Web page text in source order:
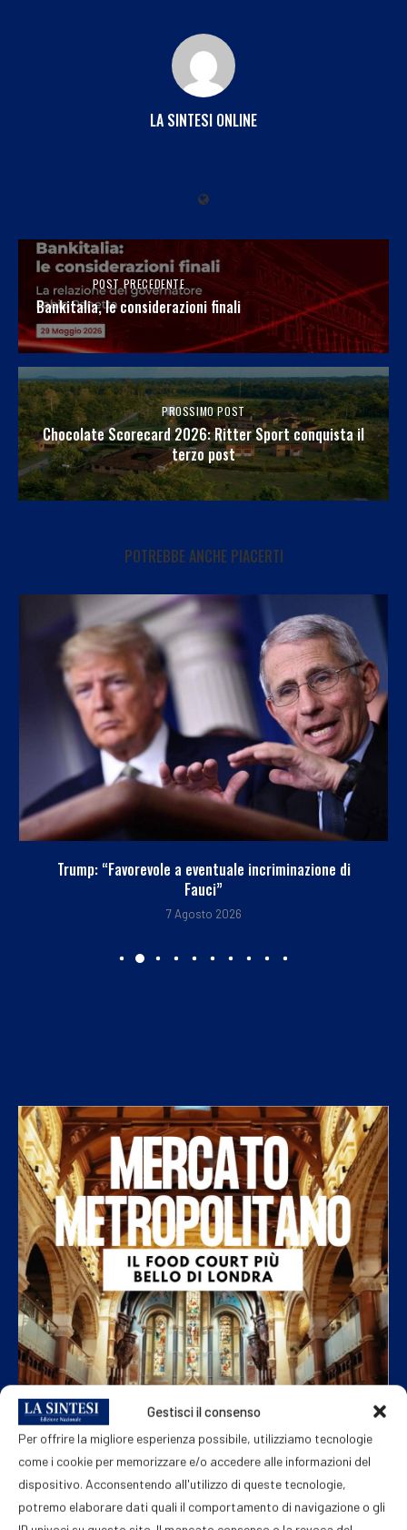
Gestisci il consenso
Per offrire la migliore esperienza possibile, utilizziamo tecnologie
come i cookie per memorizzare e/o accedere alle informazioni del
dispositivo. Acconsentendo all'utilizzo di queste tecnologie,
potremo elaborare dati quali il comportamento di navigazione o gli
LA SINTESI ONLINE
POST PRECEDENTE
Bankitalia, le considerazioni finali
PROSSIMO POST
Chocolate Scorecard 2026: Ritter Sport conquista il
terzo post
POTREBBE ANCHE PIACERTI
Trump: “Favorevole a eventuale incriminazione di
Fauci”
7 Agosto 2026